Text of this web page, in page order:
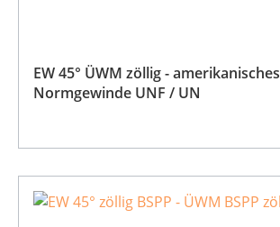
EW 45° ÜWM zöllig - amerikanisches
Normgewinde UNF / UN